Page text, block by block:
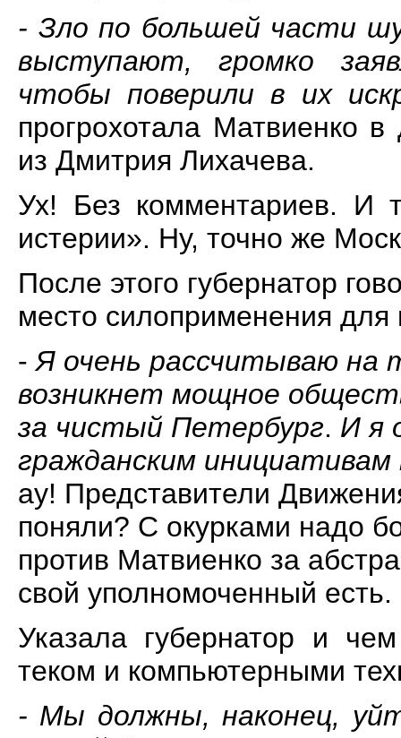
- Зло по большей части
выступают, громко
чтобы поверили в их
прогрохотала Матвиенко
из Дмитрия Лихачева.
Ух! Без комментариев. И
истерии». Ну, точно же
После этого губернатор
место силоприменения для
-Я очень рассчитываю на
возникнет мощное
за чистый Петербург. И я
гражданским инициативам
ау! Представители
поняли? С окурками надо
против Матвиенко за
свой уполномоченный есть.
Указала губернатор и
теком и компьютерными
- Мы должны, наконец,